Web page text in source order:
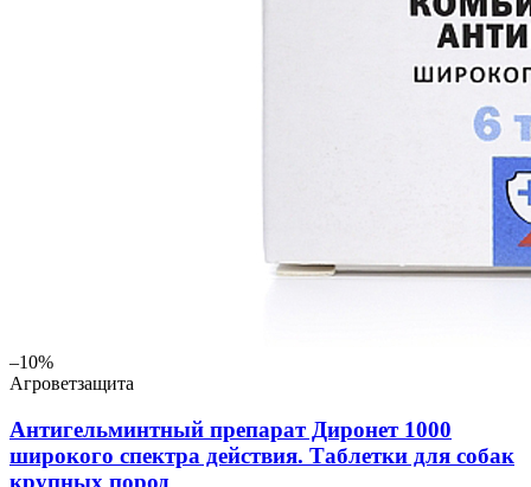
–10%
Агроветзащита
Антигельминтный препарат Диронет 1000
широкого спектра действия. Таблетки для собак
крупных пород